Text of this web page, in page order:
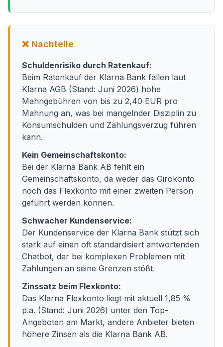
❌ Nachteile
Schuldenrisiko durch Ratenkauf:
Beim Ratenkauf der Klarna Bank fallen laut
Klarna AGB (Stand: Juni 2026) hohe
Mahngebühren von bis zu 2,40 EUR pro
Mahnung an, was bei mangelnder Disziplin zu
Konsumschulden und Zahlungsverzug führen
kann.
Kein Gemeinschaftskonto:
Bei der Klarna Bank AB fehlt ein
Gemeinschaftskonto, da weder das Girokonto
noch das Flexkonto mit einer zweiten Person
geführt werden können.
Schwacher Kundenservice:
Der Kundenservice der Klarna Bank stützt sich
stark auf einen oft standardisiert antwortenden
Chatbot, der bei komplexen Problemen mit
Zahlungen an seine Grenzen stößt.
Zinssatz beim Flexkonto:
Das Klarna Flexkonto liegt mit aktuell 1,85 %
p.a. (Stand: Juni 2026) unter den Top-
Angeboten am Markt, andere Anbieter bieten
höhere Zinsen als die Klarna Bank AB.